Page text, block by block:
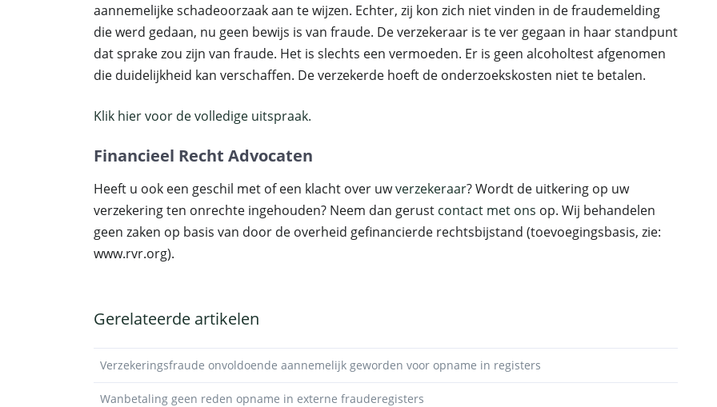
aannemelijke schadeoorzaak aan te wijzen. Echter, zij kon zich niet vinden in de fraudemelding
die werd gedaan, nu geen bewijs is van fraude. De verzekeraar is te ver gegaan in haar standpunt
dat sprake zou zijn van fraude. Het is slechts een vermoeden. Er is geen alcoholtest afgenomen
die duidelijkheid kan verschaffen. De verzekerde hoeft de onderzoekskosten niet te betalen.
Klik hier voor de volledige uitspraak.
Financieel Recht Advocaten
Heeft u ook een geschil met of een klacht over uwverzekeraar? Wordt de uitkering op uw
verzekering ten onrechte ingehouden? Neem dan gerust contact met ons op. Wij behandelen
geen zaken op basis van door de overheid gefinancierde rechtsbijstand (toevoegingsbasis, zie:
www.rvr.org).
Gerelateerde artikelen
Verzekeringsfraude onvoldoende aannemelijk geworden voor opname in registers
Wanbetaling geen reden opname in externe frauderegisters